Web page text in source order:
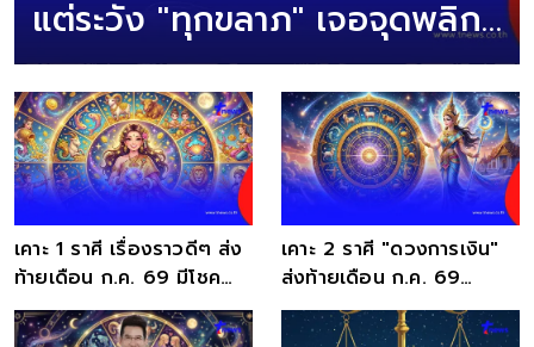
แต่ระวัง "ทุกขลาภ" เจอจุดพลิก
ผันไม่คาดฝัน
เคาะ 1 ราศี เรื่องราวดีๆ ส่ง
ท้ายเดือน ก.ค. 69 มีโชค
ลาภจากงาน
เคาะ 2 ราศี "ดวงการเงิน"
ส่งท้ายเดือน ก.ค. 69
เตรียมตัวรับโชคลาภ